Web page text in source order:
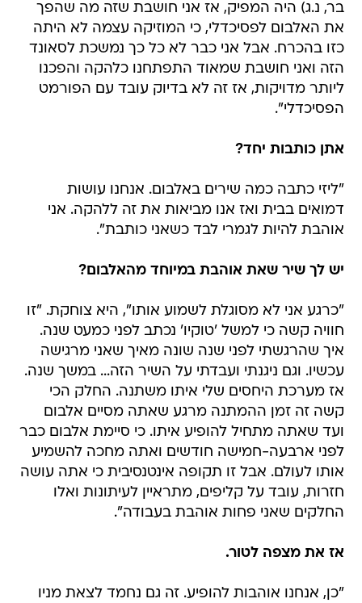
בר, נ.ג) היה המפיק, אז אני חושבת שזה מה שהפך
את האלבום לפסיכדלי, כי המוזיקה עצמה לא היתה
כזו בהכרח. אבל אני כבר לא כל כך נמשכת לסאונד
הזה ואני חושבת שמאוד התפתחנו כלהקה והפכנו
ליותר מדויקות, אז זה לא בדיוק עובד עם הפורמט
הפסיכדלי".
אתן כותבות יחד?
"ליזי כתבה כמה שירים באלבום. אנחנו עושות
דמואים בבית ואז אנו מביאות את זה ללהקה. אני
אוהבת להיות לגמרי לבד כשאני כותבת".
יש לך שיר שאת אוהבת במיוחד מהאלבום?
"כרגע אני לא מסוגלת לשמוע אותו", היא צוחקת. "זו
חוויה קשה כי למשל 'טוקיו' נכתב לפני כמעט שנה.
איך שהרגשתי לפני שנה שונה מאיך שאני מרגישה
עכשיו. וגם ניגנתי ועבדתי על השיר הזה... במשך שנה.
אז מערכת היחסים שלי איתו משתנה. החלק הכי
קשה זה זמן ההמתנה מרגע שאתה מסיים אלבום
ועד שאתה מתחיל להופיע איתו. כי סיימת אלבום כבר
לפני ארבעה-חמישה חודשים ואתה מחכה להשמיע
אותו לעולם. אבל זו תקופה אינטנסיבית כי אתה עושה
חזרות, עובד על קליפים, מתראיין לעיתונות ואלו
החלקים שאני פחות אוהבת בעבודה".
אז את מצפה לטור.
"כן, אנחנו אוהבות להופיע. זה גם נחמד לצאת מניו